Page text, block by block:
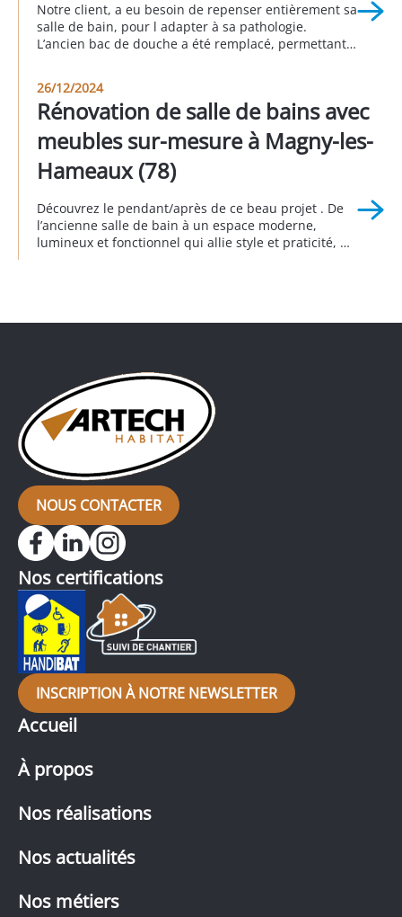
Notre client, a eu besoin de repenser entièrement sa
salle de bain, pour l adapter à sa pathologie.
L’ancien bac de douche a été remplacé, permettant
extra-plat répondent à tous les critères de confort et
de sécurité : un large […]
26/12/2024
Rénovation de salle de bains avec
meubles sur-mesure à Magny-les-
Hameaux (78)
Découvrez le pendant/après de ce beau projet . De
l’ancienne salle de bain à un espace moderne,
lumineux et fonctionnel qui allie style et praticité, où
partenariat […]
NOUS CONTACTER
Accueil
À propos
Nos réalisations
Nos actualités
Nos métiers
Nos certifications
INSCRIPTION À NOTRE NEWSLETTER